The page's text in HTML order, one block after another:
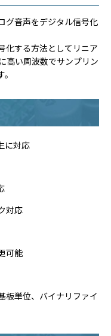
グ音声をデジタル信号化
化する方法としてリニア
高い周波数でサンプリン
に対応
対応
可能
板単位、バイナリファイ